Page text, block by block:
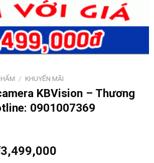
/ KHUYẾN MÃI
KBVision – Thương
0901007369
3,499,000